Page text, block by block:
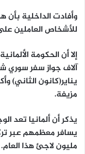
وأفادت الداخلية بأن
للأشخاص العاملين
آلاف جواز سفر سوري
يناير(كانون الثاني)
مزيفة.
يذكر أن ألمانيا تعد
يسافر معظمهم عبر
مليون لاجئ هذا العام.